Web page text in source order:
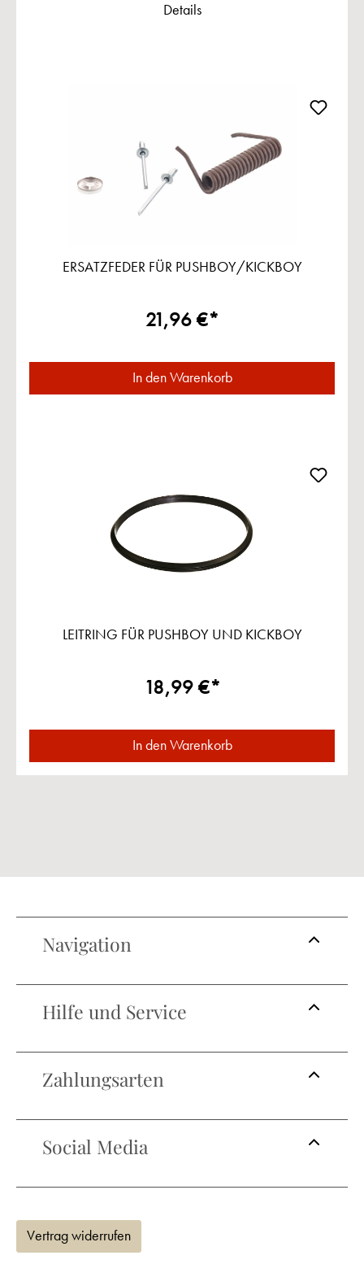
Details
ERSATZFEDER FÜR PUSHBOY/KICKBOY
21,96 €*
In den Warenkorb
LEITRING FÜR PUSHBOY UND KICKBOY
18,99 €*
In den Warenkorb
Navigation
Hilfe und Service
Zahlungsarten
Social Media
Vertrag widerrufen